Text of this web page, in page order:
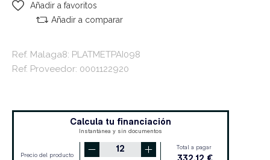
Añadir a favoritos
Añadir a comparar
Ref. Malaga8: PLATMETPAI098
Ref. Proveedor: 0001122920